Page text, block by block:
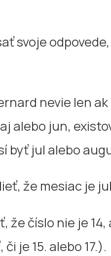
svoje
nevie len
alebo jun,
byť jul alebo
že mesiac je
že číslo nie je
je 15. alebo 17.).